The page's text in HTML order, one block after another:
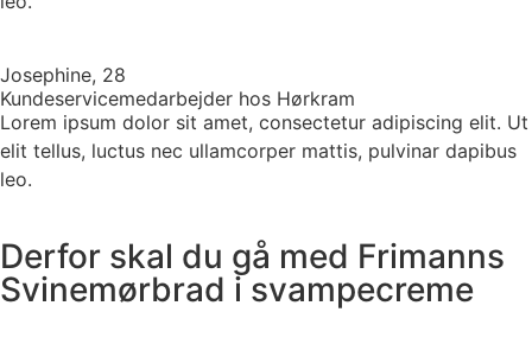
Josephine, 28
Kundeservicemedarbejder hos Hørkram
Lorem ipsum dolor sit amet, consectetur adipiscing elit. Ut
elit tellus, luctus nec ullamcorper mattis, pulvinar dapibus
leo.
Derfor skal du gå med Frimanns
Svinemørbrad i svampecreme